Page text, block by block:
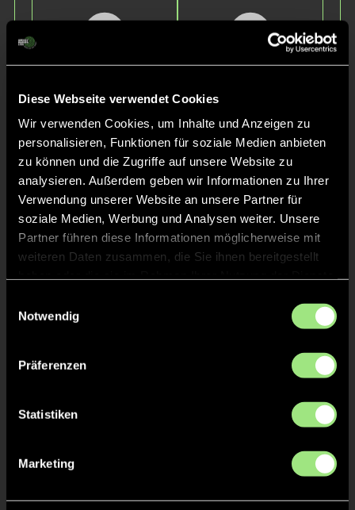
Diese Webseite verwendet Cookies
Wir verwenden Cookies, um Inhalte und Anzeigen zu
personalisieren, Funktionen für soziale Medien anbieten
zu können und die Zugriffe auf unsere Website zu
analysieren. Außerdem geben wir Informationen zu Ihrer
Verwendung unserer Website an unsere Partner für
soziale Medien, Werbung und Analysen weiter. Unsere
Partner führen diese Informationen möglicherweise mit
weiteren Daten zusammen, die Sie ihnen bereitgestellt
Notwendig
Präferenzen
Statistiken
Marketing
Linus
W.
Oskar
S.
Luke
Staff